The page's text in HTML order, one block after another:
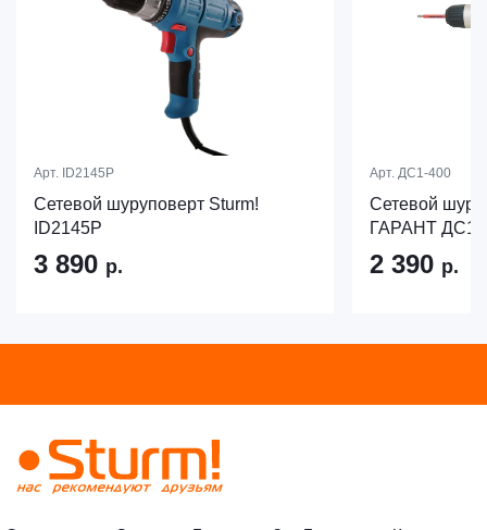
Арт. ID2145P
Сетевой шуруповерт Sturm!
ID2145P
3 890 р.
Арт. ДС1-400
Сетевой
ГАРАНТ ДС1-
2 390 р.